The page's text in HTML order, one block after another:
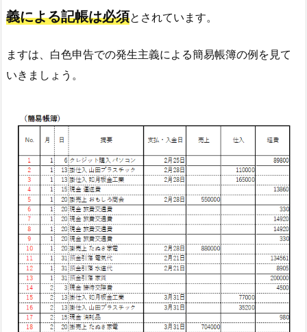
義による記帳は必須とされています。
ますは、白色申告での発生主義による簡易帳簿の例を見て
いきましょう。